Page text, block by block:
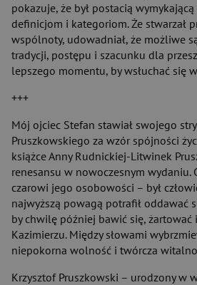
pokazuje, że był postacią
definicjom i kategoriom. Że stwarzał
wspólnoty, udowadniał, że możliwe
tradycji, postępu i szacunku dla
lepszego momentu, by wsłuchać się
+++
Mój ojciec Stefan stawiał swojego
Pruszkowskiego za wzór spójności
książce Anny Rudnickiej-Litwinek
renesansu w nowoczesnym wydaniu.
czarowi jego osobowości – był
najwyższą powagą potrafił oddawać
by chwilę później bawić się, żartować
Kazimierzu. Między słowami
niepokorna wolność i twórcza
Krzysztof Pruszkowski – urodzony w